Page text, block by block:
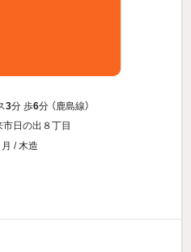
3分 歩6分 （鹿島線）
日の出８丁目
/ 木造